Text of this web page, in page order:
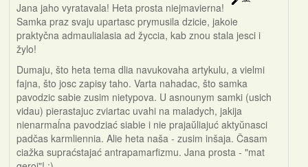
Jana jaho vyratavala! Heta prosta niejmavierna!
Samka praz svaju upartasc prymusila dzicie, jakoie
praktyčna admaulialasia ad žyccia, kab znou stala jesci i
žylo!
Dumaju, što heta tema dlia navukovaha artykulu, a vielmi
fajna, što josc zapisy taho. Varta nahadac, što samka
pavodzic sabie zusim nietypova. U asnounym samki (usich
vidau) pierastajuc zviartac uvahi na maladych, jakija
nienarmaĺna pavodziać siabie i nie prajaŭliajuć aktyŭnasci
padčas karmliennia. Alie heta naša - zusim inšaja. Časam
ciažka supraćstajać antrapamarfizmu. Jana prosta - "mat